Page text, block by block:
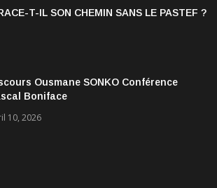
T-IL SON CHEMIN SANS LE PASTEF ?
Ousmane SONKO Conférence
Boniface
10, 2026